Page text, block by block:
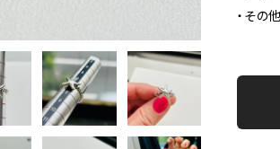
・その